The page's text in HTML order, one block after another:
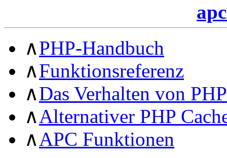
∧PHP-Handbuch
∧Funktionsreferenz
∧Das Verhalten von
∧Alternativer PHP
∧APC Funktionen